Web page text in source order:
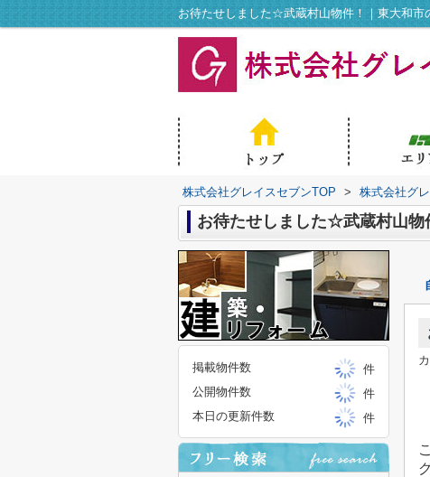
お待たせしました☆武蔵村山物件！｜東大和市
株式会社グレイスセブンTOP > 株式会社グ
お待たせしました☆武蔵村山物
掲載物件数
件
公開物件数
件
本日の更新件数
件